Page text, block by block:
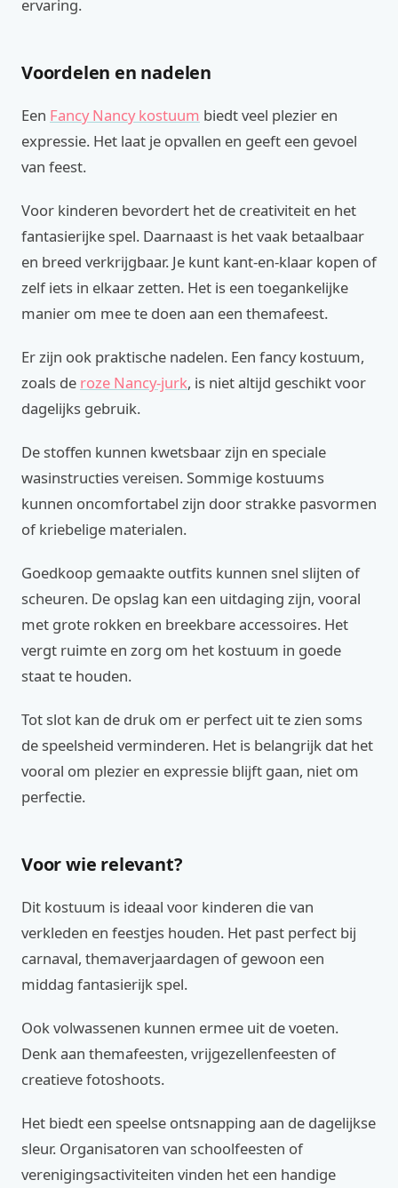
ervaring.
Voordelen en nadelen
Een Fancy Nancy kostuum biedt veel plezier en
expressie. Het laat je opvallen en geeft een gevoel
van feest.
Voor kinderen bevordert het de creativiteit en het
fantasierijke spel. Daarnaast is het vaak betaalbaar
en breed verkrijgbaar. Je kunt kant-en-klaar kopen of
zelf iets in elkaar zetten. Het is een toegankelijke
manier om mee te doen aan een themafeest.
Er zijn ook praktische nadelen. Een fancy kostuum,
zoals de roze Nancy-jurk, is niet altijd geschikt voor
dagelijks gebruik.
De stoffen kunnen kwetsbaar zijn en speciale
wasinstructies vereisen. Sommige kostuums
kunnen oncomfortabel zijn door strakke pasvormen
of kriebelige materialen.
Goedkoop gemaakte outfits kunnen snel slijten of
scheuren. De opslag kan een uitdaging zijn, vooral
met grote rokken en breekbare accessoires. Het
vergt ruimte en zorg om het kostuum in goede
staat te houden.
Tot slot kan de druk om er perfect uit te zien soms
de speelsheid verminderen. Het is belangrijk dat het
vooral om plezier en expressie blijft gaan, niet om
perfectie.
Voor wie relevant?
Dit kostuum is ideaal voor kinderen die van
verkleden en feestjes houden. Het past perfect bij
carnaval, themaverjaardagen of gewoon een
middag fantasierijk spel.
Ook volwassenen kunnen ermee uit de voeten.
Denk aan themafeesten, vrijgezellenfeesten of
creatieve fotoshoots.
Het biedt een speelse ontsnapping aan de dagelijkse
sleur. Organisatoren van schoolfeesten of
verenigingsactiviteiten vinden het een handige